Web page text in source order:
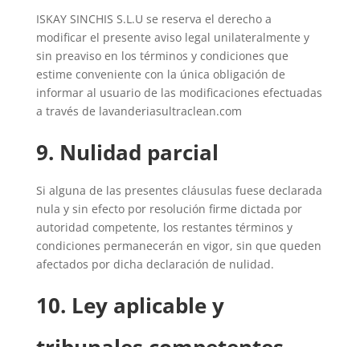
ISKAY SINCHIS S.L.U se reserva el derecho a
modificar el presente aviso legal unilateralmente y
sin preaviso en los términos y condiciones que
estime conveniente con la única obligación de
informar al usuario de las modificaciones efectuadas
a través de lavanderiasultraclean.com
9. Nulidad parcial
Si alguna de las presentes cláusulas fuese declarada
nula y sin efecto por resolución firme dictada por
autoridad competente, los restantes términos y
condiciones permanecerán en vigor, sin que queden
afectados por dicha declaración de nulidad.
10. Ley aplicable y